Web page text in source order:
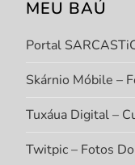
MEU BAÚ
Portal
Skárnio Móbile –
Tuxáua Digital –
Twitpic – Fotos